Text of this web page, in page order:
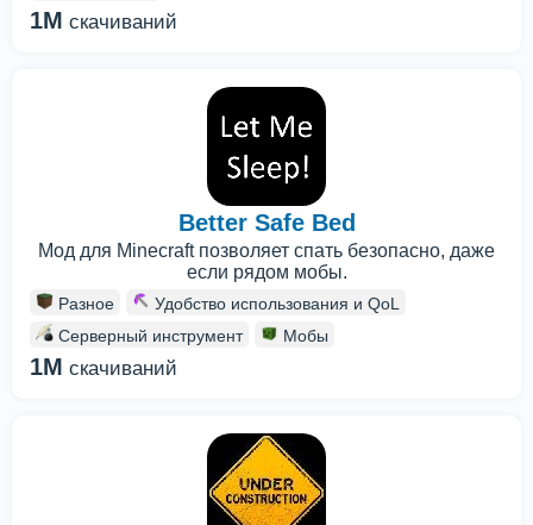
1M скачиваний
Better Safe Bed
Мод для Minecraft позволяет спать безопасно, даже
если рядом мобы.
Разное
Удобство использования и QoL
Серверный инструмент
Мобы
1M скачиваний